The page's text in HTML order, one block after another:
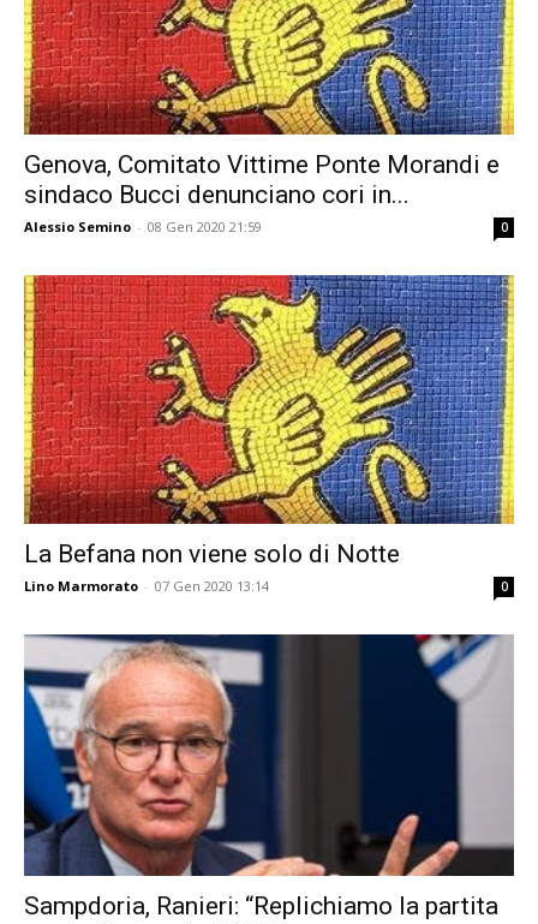
Genova, Comitato Vittime Ponte Morandi e
sindaco Bucci denunciano cori in...
Alessio Semino - 08 Gen 2020 21:59 0
La Befana non viene solo di Notte
Lino Marmorato - 07 Gen 2020 13:14 0
Sampdoria, Ranieri: “Replichiamo la partita